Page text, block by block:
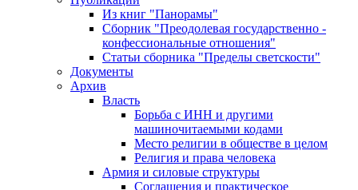
Из книг "Панорамы"
Сборник "Преодолевая государственно -
конфессиональные отношения"
Статьи сборника "Пределы светскости"
Документы
Архив
Власть
Борьба с ИНН и другими
машиночитаемыми кодами
Место религии в обществе в целом
Религия и права человека
Армия и силовые структуры
Соглашения и практическое